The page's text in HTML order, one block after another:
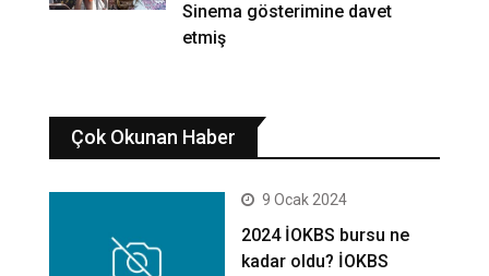
Sinema gösterimine davet
etmiş
Çok Okunan Haber
9 Ocak 2024
2024 İOKBS bursu ne
kadar oldu? İOKBS